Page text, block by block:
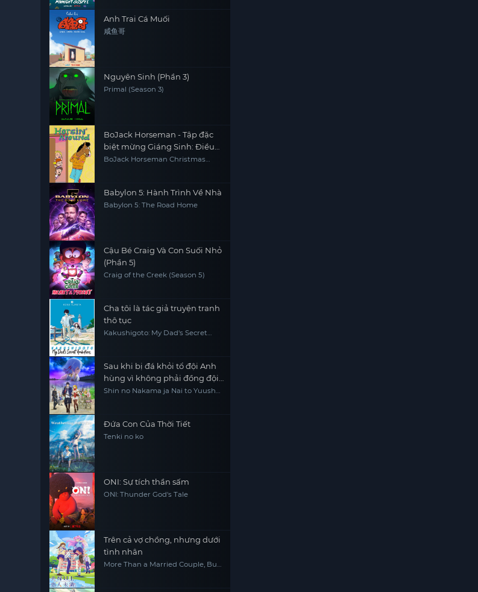
Anh Trai Cá Muối
咸鱼哥
Nguyên Sinh (Phần 3)
Primal (Season 3)
BoJack Horseman - Tập đặc
biệt mừng Giáng Sinh: Điều
ước giáng sinh của Sabrina
BoJack Horseman Christmas
Babylon 5: Hành Trình Về Nhà
Babylon 5: The Road Home
Cậu Bé Craig Và Con Suối Nhỏ
(Phần 5)
Craig of the Creek (Season 5)
Cha tôi là tác giả truyện tranh
thô tục
Kakushigoto: My Dad's Secret
Sau khi bị đá khỏi tổ đội Anh
hùng vì không phải đồng đội
thực sự của họ, tôi quyết định
Shin no Nakama ja Nai to Yuusha
the Hero's Party, I Decided to Live
Đứa Con Của Thời Tiết
Tenki no ko
ONI: Sự tích thần sấm
ONI: Thunder God's Tale
Trên cả vợ chồng, nhưng dưới
tình nhân
More Than a Married Couple, But